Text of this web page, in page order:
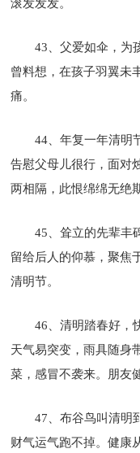
滚发发发。
43、父爱如伞，为
曾料想，在孩子羽翼未
痛。
44、年复一年清明
告慰父母儿很行，面对
两相隔，此恨绵绵无绝
45、耸立的先辈丰
留给后人的仰慕，聚焦
清明节。
46、清明踏春好，
天气易突变，雨具随身
菜，感冒不袭来。朋友
47、布谷鸟叫清明
财气运气跑不掉。健康